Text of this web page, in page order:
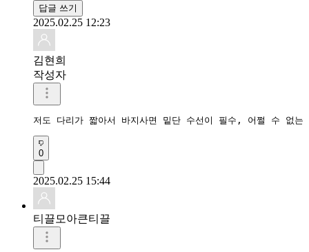
답글 쓰기
2025.02.25 12:23
김현희
작성자
저도 다리가 짧아서 바지사면 밑단 수선이 필수, 어쩔 수 없
0
2025.02.25 15:44
티끌모아큰티끌